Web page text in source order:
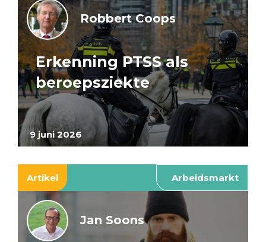
9 juni 2026
Robbert Coops
Erkenning PTSS als
beroepsziekte
Artikel Arbeidsmarkt
Jan Soons